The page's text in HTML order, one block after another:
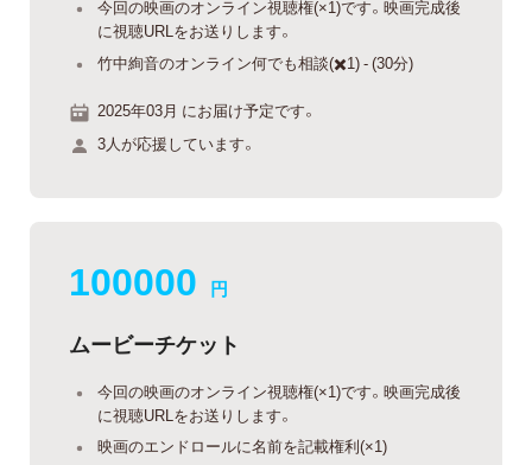
今回の映画のオンライン視聴権(×1)です。映画完成後
に視聴URLをお送りします。
竹中絢音のオンライン何でも相談(✖️1) - (30分)
2025年03月 にお届け予定です。
3人が応援しています。
100000 円
ムービーチケット
今回の映画のオンライン視聴権(×1)です。映画完成後
に視聴URLをお送りします。
映画のエンドロールに名前を記載権利(×1)